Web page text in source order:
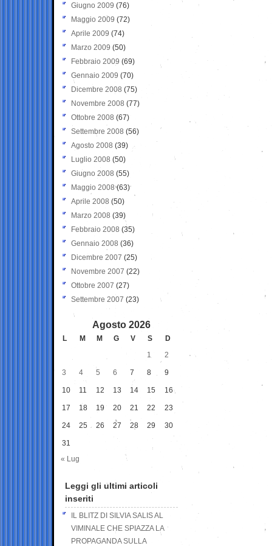
Giugno 2009 (76)
Maggio 2009 (72)
Aprile 2009 (74)
Marzo 2009 (50)
Febbraio 2009 (69)
Gennaio 2009 (70)
Dicembre 2008 (75)
Novembre 2008 (77)
Ottobre 2008 (67)
Settembre 2008 (56)
Agosto 2008 (39)
Luglio 2008 (50)
Giugno 2008 (55)
Maggio 2008(63)
Aprile 2008 (50)
Marzo 2008 (39)
Febbraio 2008 (35)
Gennaio 2008 (36)
Dicembre 2007 (25)
Novembre 2007 (22)
Ottobre 2007 (27)
Settembre 2007 (23)
Agosto 2026
L M M G V S
D
1
2
3 4 5 6 7 8 9
10 11 12 13 14 15 16
17 18 19 20 21 22 23
24 25 26 27 28 29 30
31
« Lug
Leggi gli ultimi articoli
inseriti
IL BLITZ DI SILVIA SALIS AL
VIMINALE CHE SPIAZZA LA
PROPAGANDA SULLA